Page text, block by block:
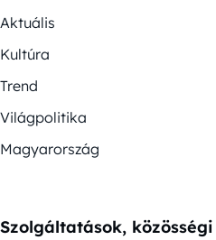
Aktuális
Kultúra
Trend
Világpolitika
Magyarország
Szolgáltatások,